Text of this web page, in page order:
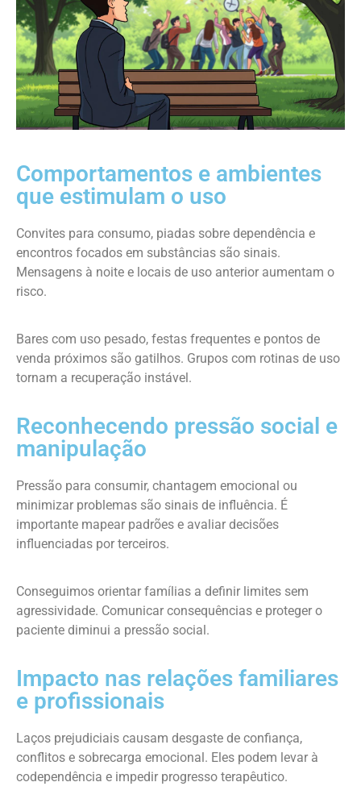
Comportamentos e ambientes
que estimulam o uso
Convites para consumo, piadas sobre dependência e
encontros focados em substâncias são sinais.
Mensagens à noite e locais de uso anterior aumentam o
risco.
Bares com uso pesado, festas frequentes e pontos de
venda próximos são gatilhos. Grupos com rotinas de uso
tornam a recuperação instável.
Reconhecendo pressão social e
manipulação
Pressão para consumir, chantagem emocional ou
minimizar problemas são sinais de influência. É
importante mapear padrões e avaliar decisões
influenciadas por terceiros.
Conseguimos orientar famílias a definir limites sem
agressividade. Comunicar consequências e proteger o
paciente diminui a pressão social.
Impacto nas relações familiares
e profissionais
Laços prejudiciais causam desgaste de confiança,
conflitos e sobrecarga emocional. Eles podem levar à
codependência e impedir progresso terapêutico.